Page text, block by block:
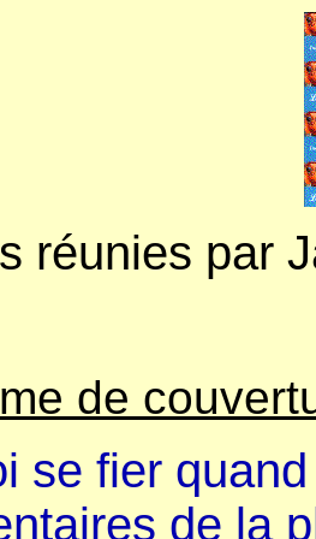
réunies par
de
se fier
de la